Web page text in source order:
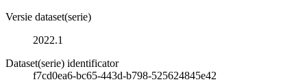
Versie dataset(serie)
2022.1
Dataset(serie) identificator
f7cd0ea6-bc65-443d-b798-525624845e42